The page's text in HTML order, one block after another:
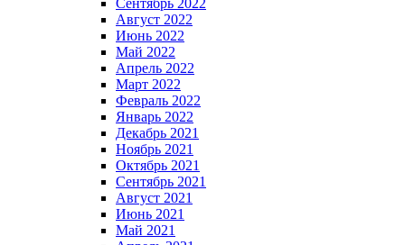
Сентябрь 2022
Август 2022
Июнь 2022
Май 2022
Апрель 2022
Март 2022
Февраль 2022
Январь 2022
Декабрь 2021
Ноябрь 2021
Октябрь 2021
Сентябрь 2021
Август 2021
Июнь 2021
Май 2021